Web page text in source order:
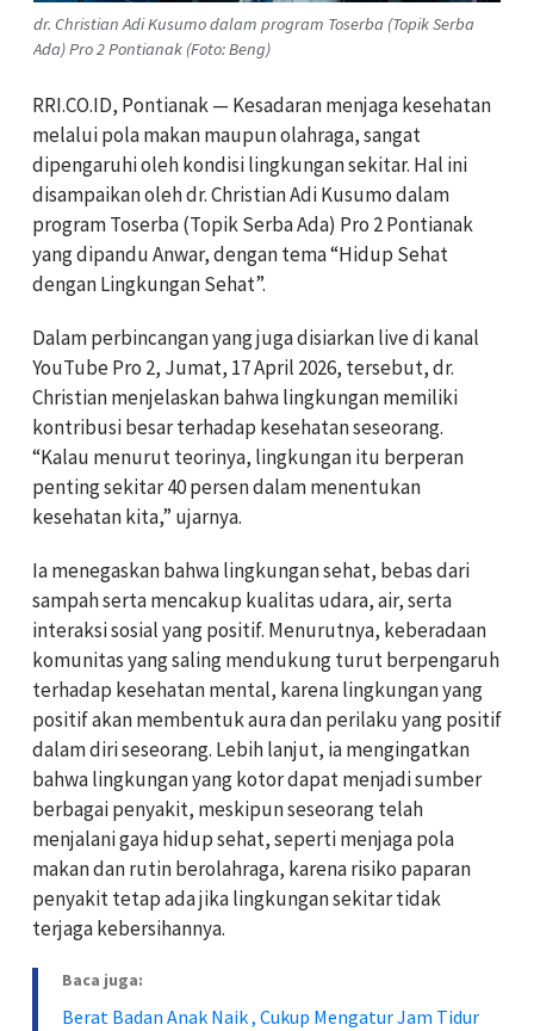
dr. Christian Adi Kusumo dalam program Toserba (Topik Serba
Ada) Pro 2 Pontianak (Foto: Beng)
RRI.CO.ID, Pontianak — Kesadaran menjaga kesehatan
melalui pola makan maupun olahraga, sangat
dipengaruhi oleh kondisi lingkungan sekitar. Hal ini
disampaikan oleh dr. Christian Adi Kusumo dalam
program Toserba (Topik Serba Ada) Pro 2 Pontianak
yang dipandu Anwar, dengan tema “Hidup Sehat
dengan Lingkungan Sehat”.
Dalam perbincangan yang juga disiarkan live di kanal
YouTube Pro 2, Jumat, 17 April 2026, tersebut, dr.
Christian menjelaskan bahwa lingkungan memiliki
kontribusi besar terhadap kesehatan seseorang.
“Kalau menurut teorinya, lingkungan itu berperan
penting sekitar 40 persen dalam menentukan
kesehatan kita,” ujarnya.
Ia menegaskan bahwa lingkungan sehat, bebas dari
sampah serta mencakup kualitas udara, air, serta
interaksi sosial yang positif. Menurutnya, keberadaan
komunitas yang saling mendukung turut berpengaruh
terhadap kesehatan mental, karena lingkungan yang
positif akan membentuk aura dan perilaku yang positif
dalam diri seseorang. Lebih lanjut, ia mengingatkan
bahwa lingkungan yang kotor dapat menjadi sumber
berbagai penyakit, meskipun seseorang telah
menjalani gaya hidup sehat, seperti menjaga pola
makan dan rutin berolahraga, karena risiko paparan
penyakit tetap ada jika lingkungan sekitar tidak
terjaga kebersihannya.
Baca juga:
Berat Badan Anak Naik , Cukup Mengatur Jam Tidur